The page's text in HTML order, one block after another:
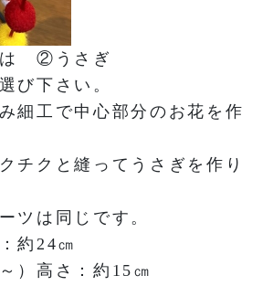
②うさぎ
び下さい。
細工で中心部分のお花を作
チクと縫ってうさぎを作り
ツは同じです。
約24㎝
）高さ：約15㎝